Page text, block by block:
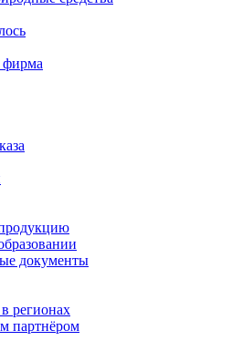
фирма
документы
регионах
партнёром